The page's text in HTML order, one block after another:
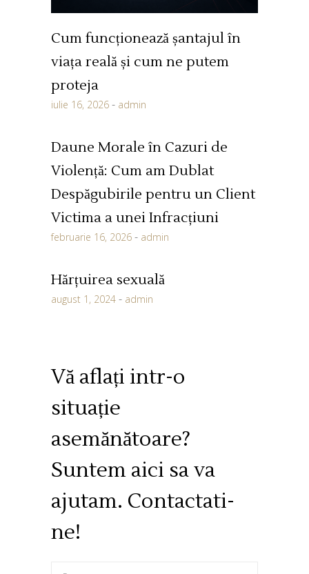
Cum funcționează șantajul în
viața reală și cum ne putem
proteja
iulie 16, 2026 admin
Daune Morale în Cazuri de
Violență: Cum am Dublat
Despăgubirile pentru un Client
Victima a unei Infracțiuni
februarie 16, 2026 admin
Hărțuirea sexuală
august 1, 2024 admin
Vă aflați intr-o
situație
asemănătoare?
Suntem aici sa va
ajutam. Contactati-
ne!